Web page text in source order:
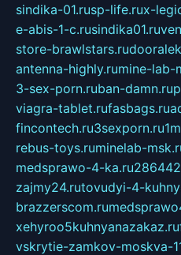
sindika-01.rusp-life.rux-
e-abis-1-c.rusindika01.ru
store-brawlstars.ru
antenna-highly.rumine-lab-
3-sex-porn.ruban-damn.ru
viagra-tablet.rufasbags.ru
fincontech.ru3sexporn.ru
rebus-toys.ruminelab-
medsprawo-4-ka.ru
zajmy24.rutovudyi-4-
brazzerscom.ru
xehyroo5kuhnyanazakaz.ru
vskrytie-zamkov-moskva-